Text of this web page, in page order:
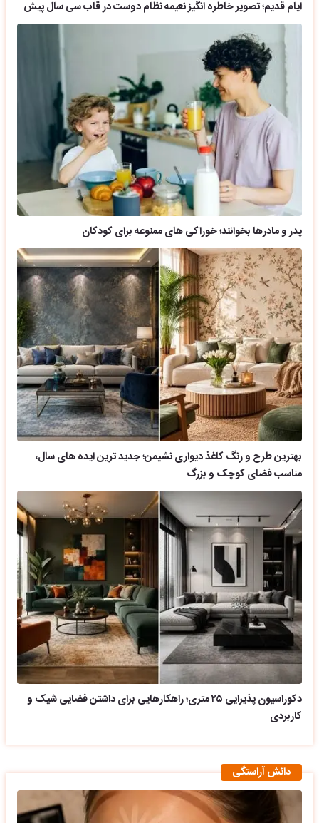
ایام قدیم؛ تصویر خاطره انگیز نعیمه نظام دوست در قاب سی سال پیش
پدر و مادرها بخوانند؛ خوراکی های ممنوعه برای کودکان
بهترین طرح و رنگ کاغذ دیواری نشیمن؛ جدید ترین ایده های سال،
مناسب فضای کوچک و بزرگ
دکوراسیون پذیرایی ۲۵ متری؛ راهکارهایی برای داشتن فضایی شیک و
کاربردی
دانش آراستگی